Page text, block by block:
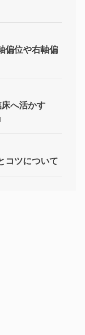
偏位や右軸偏
へ活かす
コツについて